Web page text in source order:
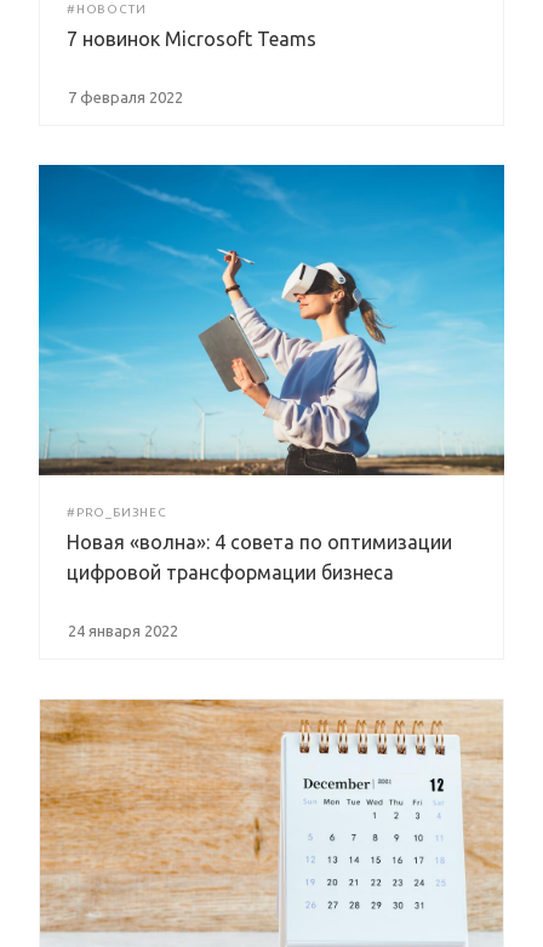
#НОВОСТИ
7 новинок Microsoft Teams
7 февраля 2022
#PRO_БИЗНЕС
Новая «волна»: 4 совета по оптимизации
цифровой трансформации бизнеса
24 января 2022